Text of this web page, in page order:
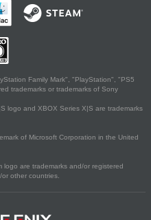
Family Mark", "PlayStation", "PS5
trademarks or trademarks of Sony
logo and XBOX Series X|S are trademarks
of Microsoft Corporation in the United
are trademarks and/or registered
other countries.